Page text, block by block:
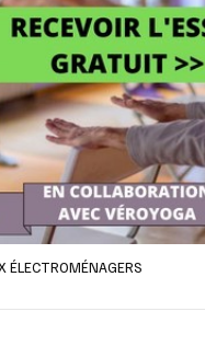
ÉLECTROMÉNAGERS